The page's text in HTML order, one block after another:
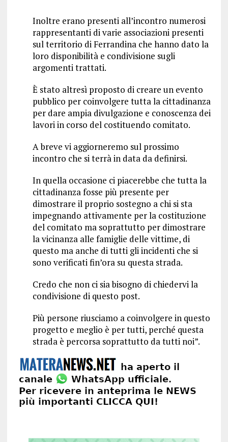
Inoltre erano presenti all’incontro numerosi
rappresentanti di varie associazioni presenti
sul territorio di Ferrandina che hanno dato la
loro disponibilità e condivisione sugli
argomenti trattati.
È stato altresì proposto di creare un evento
pubblico per coinvolgere tutta la cittadinanza
per dare ampia divulgazione e conoscenza dei
lavori in corso del costituendo comitato.
A breve vi aggiorneremo sul prossimo
incontro che si terrà in data da definirsi.
In quella occasione ci piacerebbe che tutta la
cittadinanza fosse più presente per
dimostrare il proprio sostegno a chi si sta
impegnando attivamente per la costituzione
del comitato ma soprattutto per dimostrare
la vicinanza alle famiglie delle vittime, di
questo ma anche di tutti gli incidenti che si
sono verificati fin’ora su questa strada.
Credo che non ci sia bisogno di chiedervi la
condivisione di questo post.
Più persone riusciamo a coinvolgere in questo
progetto e meglio è per tutti, perché questa
strada è percorsa soprattutto da tutti noi”.